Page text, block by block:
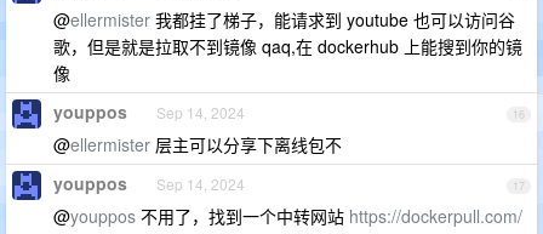
@ellermister 我都挂了梯子，能请求到 youtube 也可以访问谷
歌，但是就是拉取不到镜像 qaq,在 dockerhub 上能搜到你的镜
像
16
youppos Sep 14, 2024
@ellermister 层主可以分享下离线包不
17
youppos Sep 14, 2024
@youppos 不用了，找到一个中转网站 https://dockerpull.com/